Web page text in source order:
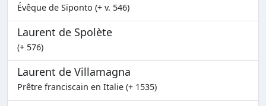
Évêque de Siponto (+ v. 546)
Laurent de Spolète
(+ 576)
Laurent de Villamagna
Prêtre franciscain en Italie (+ 1535)